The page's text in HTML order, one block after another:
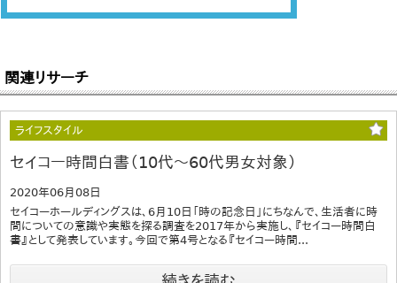
関連リサーチ
ライフスタイル
セイコー時間白書（10代～60代男女対象）
2020年06月08日
セイコーホールディングスは、6月10日「時の記念日」にちなんで、生活者に時
間についての意識や実態を探る調査を2017年から実施し、『セイコー時間白
書』として発表しています。今回で第4号となる『セイコー時間...